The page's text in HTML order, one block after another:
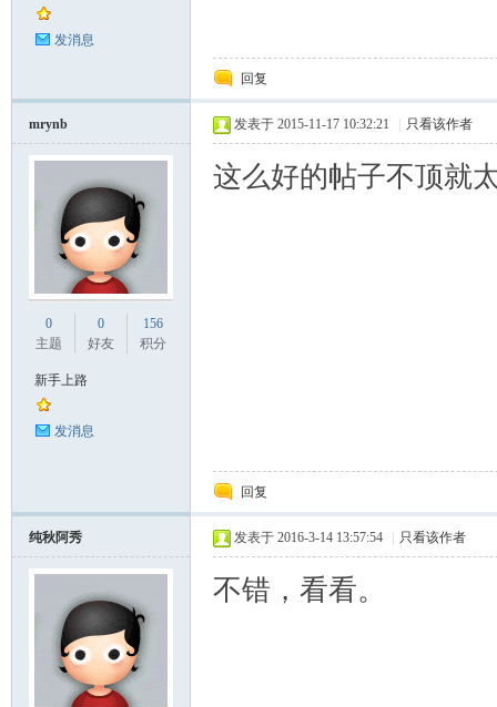
发消息
回复
mrynb
0
主题
0
好友
156
积分
新手上路
发消息
发表于 2015-11-17 10:32:21 只看该作者
这么好的帖子不顶就
回复
纯秋阿秀 发表于 2016-3-14 13:57:54 只看该作者
不错，看看。